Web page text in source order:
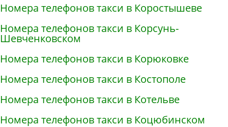
Номера телефонов такси в Коростышеве
Номера телефонов такси в Корсунь-
Шевченковском
Номера телефонов такси в Корюковке
Номера телефонов такси в Костополе
Номера телефонов такси в Котельве
Номера телефонов такси в Коцюбинском